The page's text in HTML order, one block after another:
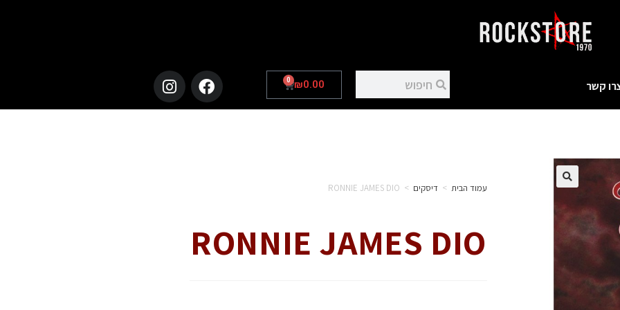
קשר ₪0.00
0
עמוד הבית > דיסקים >
RONNIE JAMES DIO
RONNIE JAMES DIO